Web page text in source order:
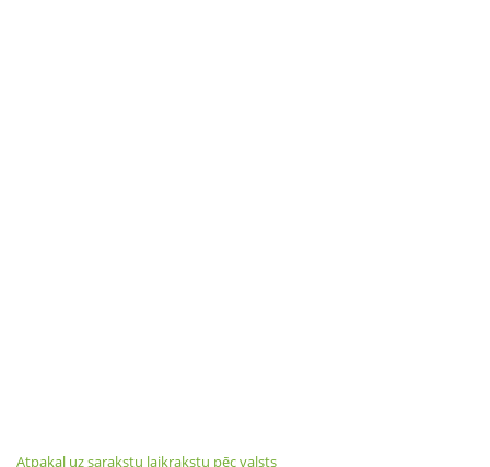
Atpakaļ uz sarakstu laikrakstu pēc valsts